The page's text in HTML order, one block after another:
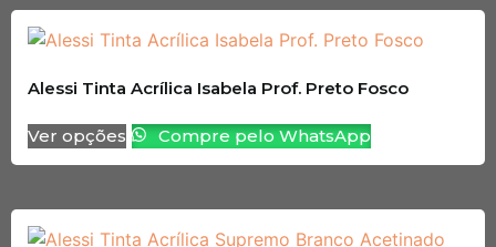
Alessi Tinta Acrílica Isabela Prof. Preto Fosco
Ver opções Compre pelo WhatsApp